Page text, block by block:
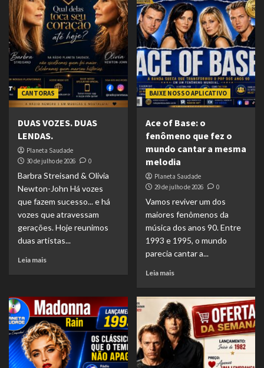
CANTORAS
DUAS VOZES. DUAS
LENDAS.
Planeta Saudade
30 de julho de 2026
0
Barbra Streisand & Olivia
Newton-John Há vozes
que fazem sucesso... e há
vozes que atravessam
gerações. Hoje reunimos
duas artistas...
Leia mais
BAIXE NOSSO APLICATIVO
Ace of Base: o
fenômeno que fez o
mundo cantar a mesma
melodia
Planeta Saudade
29 de julho de 2026
0
Vamos reviver um dos
maiores fenômenos da
música dos anos 90. Entre
1993 e 1995, o mundo
parecia cantar a...
Leia mais